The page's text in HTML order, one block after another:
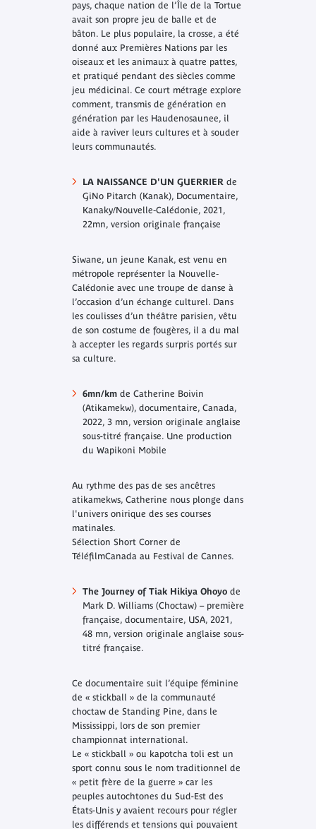
pays, chaque nation de l’Île de la Tortue
avait son propre jeu de balle et de
bâton. Le plus populaire, la crosse, a été
donné aux Premières Nations par les
oiseaux et les animaux à quatre pattes,
et pratiqué pendant des siècles comme
jeu médicinal. Ce court métrage explore
comment, transmis de génération en
génération par les Haudenosaunee, il
aide à raviver leurs cultures et à souder
leurs communautés.
LA NAISSANCE D'UN GUERRIERde
GiNo Pitarch (Kanak), Documentaire,
Kanaky/Nouvelle‐Calédonie, 2021,
22mn, version originale française
Siwane, un jeune Kanak, est venu en
métropole représenter la Nouvelle‐
Calédonie avec une troupe de danse à
l’occasion d’un échange culturel. Dans
les coulisses d’un théâtre parisien, vêtu
de son costume de fougères, il a du mal
à accepter les regards surpris portés sur
sa culture.
6mn/kmde Catherine Boivin
(Atikamekw), documentaire, Canada,
2022, 3 mn, version originale anglaise
sous-titré française. Une production
du Wapikoni Mobile
Au rythme des pas de ses ancêtres
atikamekws, Catherine nous plonge dans
l'univers onirique des ses courses
matinales.
Sélection Short Corner de
TéléfilmCanada au Festival de Cannes.
The Journey of Tiak Hikiya Ohoyode
Mark D. Williams (Choctaw) – première
française, documentaire, USA, 2021,
48 mn, version originale anglaise sous-
titré française.
Ce documentaire suit l’équipe féminine
de « stickball » de la communauté
choctaw de Standing Pine, dans le
Mississippi, lors de son premier
championnat international.
Le « stickball » ou kapotcha toli est un
sport connu sous le nom traditionnel de
« petit frère de la guerre » car les
peuples autochtones du Sud-Est des
États-Unis y avaient recours pour régler
les différends et tensions qui pouvaient